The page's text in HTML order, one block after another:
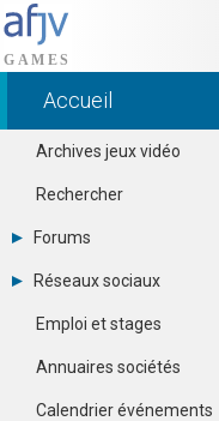
Accueil
Archives jeux vidéo
Rechercher
Forums
Tous les forums
-
Contacter un modérateur
Réseaux sociaux
Dailymotion
Facebook
Google+
Pinterest
Emploi et stages
Annuaires sociétés
Calendrier événements